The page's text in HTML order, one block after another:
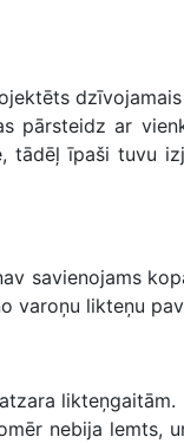
pārsteidz ar
tādēļ īpaši tuvu
savienojams
varoņu likteņu
nebija lemts,